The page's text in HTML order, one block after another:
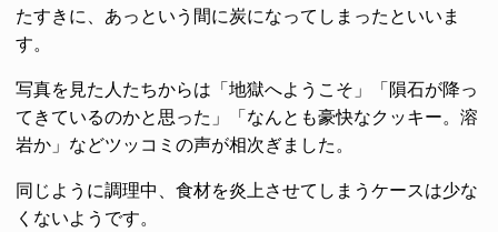
たすきに、あっという間に炭になってしまったといいま
す。
写真を見た人たちからは「地獄へようこそ」「隕石が降っ
てきているのかと思った」「なんとも豪快なクッキー。溶
岩か」などツッコミの声が相次ぎました。
同じように調理中、食材を炎上させてしまうケースは少な
くないようです。